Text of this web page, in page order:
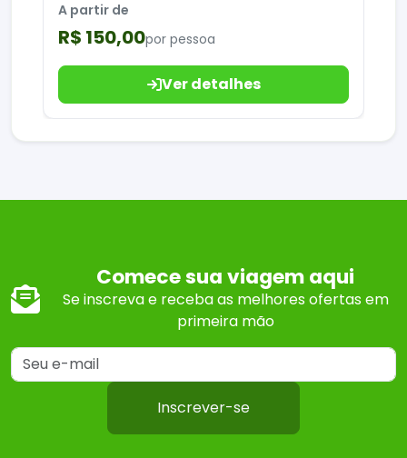
A partir de
R$ 150,00por pessoa
Ver detalhes
Comece sua viagem aqui
Se inscreva e receba as melhores ofertas em
primeira mão
Inscrever-se